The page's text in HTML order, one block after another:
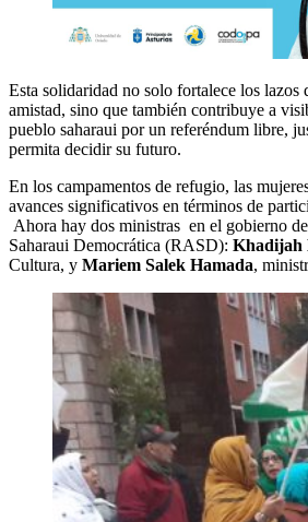
Esta solidaridad no solo fortalece los lazos
amistad, sino que también contribuye a
pueblo saharaui por un referéndum libre,
permita decidir su futuro.
En los campamentos de refugio, las
avances significativos en términos de
Ahora hay dos ministras en el gobierno
Saharaui Democrática (RASD): Khadijah
Cultura, y Mariem Salek Hamada,